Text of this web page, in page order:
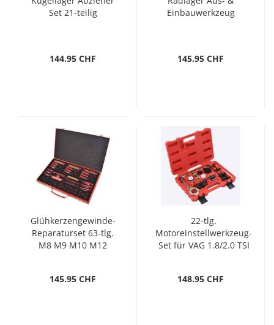
Set 21-teilig
144.95 CHF
Einbauwerkzeug
145.95 CHF
Glühkerzengewinde-
Reparaturset 63-tlg.
M8 M9 M10 M12
145.95 CHF
22-tlg.
Motoreinstellwerkzeug-
Set für VAG 1.8/2.0 TSI
148.95 CHF